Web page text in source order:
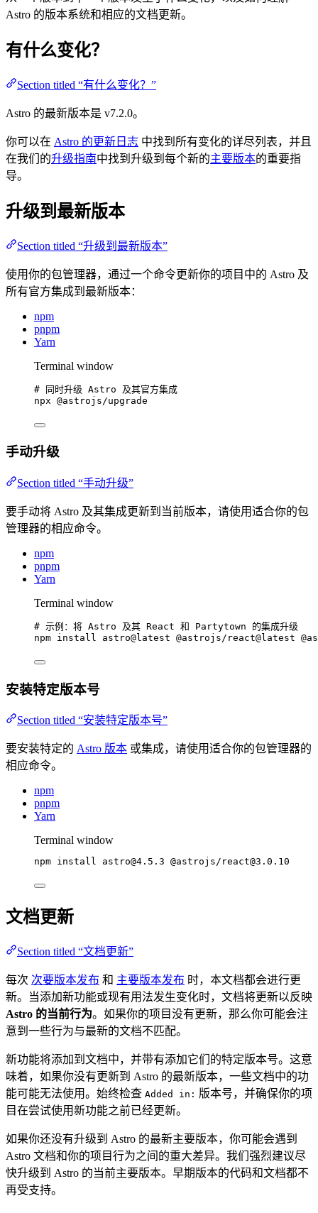
Astro 的版本系统和相应的文档更新。
有什么变化？
Section titled “有什么变化？”
Astro 的最新版本是 v7.2.0。
你可以在 Astro 的更新日志 中找到所有变化的详尽列表，并且
在我们的升级指南中找到升级到每个新的主要版本的重要指
导。
升级到最新版本
Section titled “升级到最新版本”
使用你的包管理器，通过一个命令更新你的项目中的 Astro 及
所有官方集成到最新版本：
npm
pnpm
Yarn
Terminal window
# 同时升级 Astro 及其官方集成
npx @astrojs/upgrade
手动升级
Section titled “手动升级”
要手动将 Astro 及其集成更新到当前版本，请使用适合你的包
管理器的相应命令。
npm
pnpm
Yarn
Terminal window
# 示例：将 Astro 及其 React 和 Partytown 的集成升级
npm install astro@latest @astrojs/react@latest
安装特定版本号
Section titled “安装特定版本号”
要安装特定的 Astro 版本 或集成，请使用适合你的包管理器的
相应命令。
npm
pnpm
Yarn
Terminal window
npm install astro@4.5.3 @astrojs/react@3.0.10
文档更新
Section titled “文档更新”
每次 次要版本发布 和 主要版本发布 时，本文档都会进行更
新。当添加新功能或现有用法发生变化时，文档将更新以反映
Astro 的当前行为。如果你的项目没有更新，那么你可能会注
意到一些行为与最新的文档不匹配。
新功能将添加到文档中，并带有添加它们的特定版本号。这意
味着，如果你没有更新到 Astro 的最新版本，一些文档中的功
能可能无法使用。始终检查 Added in: 版本号，并确保你的项
目在尝试使用新功能之前已经更新。
如果你还没有升级到 Astro 的最新主要版本，你可能会遇到
Astro 文档和你的项目行为之间的重大差异。我们强烈建议尽
快升级到 Astro 的当前主要版本。早期版本的代码和文档都不
再受支持。